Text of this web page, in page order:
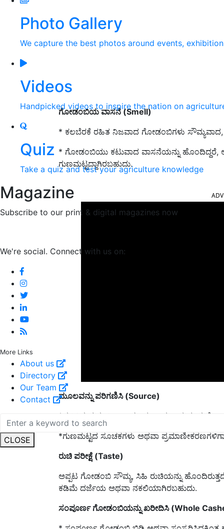
Photo Gallery
We capture the best photos around events,
Videos
Handpicked videos to inspire the nation on
Quiz
Take a quiz and test your agriculture knowledge
Magazine
Subscribe to our print & digital magazines now
We're social. Connect with us on:
More Links
About us
Directory
Our Team
Contact
CLOSE
ಗೋಡಂಬಿಯ ವಾಸನೆ (Smell)
* ಕಲಬೆರಕೆ ರಹಿತ ನಿಜವಾದ ಗೋಡಂಬಿಗಳು ಸೌಮ್ಯವಾದ,
* ಗೋಡಂಬಿಯು ಕಟುವಾದ ವಾಸನೆಯನ್ನು
ಗುಣಮಟ್ಟದ್ದಾಗಿರಬಹುದು.
ಮೂಲವನ್ನು ಪರಿಗಣಿಸಿ (Source)
*ಪ್ರತಿಷ್ಠಿತ ಮತ್ತು ವಿಶ್ವಾಸಾರ್ಹ ಮೂಲಗಳಿಂದ ಮಾತ್ರ
*ಗುಣಮಟ್ಟದ ಸೂಚಕಗಳು ಅಥವಾ
ರುಚಿ ಪರೀಕ್ಷೆ (Taste)
ಅಪ್ಪಟ ಗೋಡಂಬಿ ಸೌಮ್ಯ, ಸಿಹಿ ರುಚಿಯನ್ನು
ಕಡಿಮೆ ದರ್ಜೆಯ ಅಥವಾ ನಕಲಿಯಾಗಿರಬಹುದು.
* ಸಂಪೂರ್ಣ ಗೋಡಂಬಿ ಬಿಡಿ ಅಥವಾ